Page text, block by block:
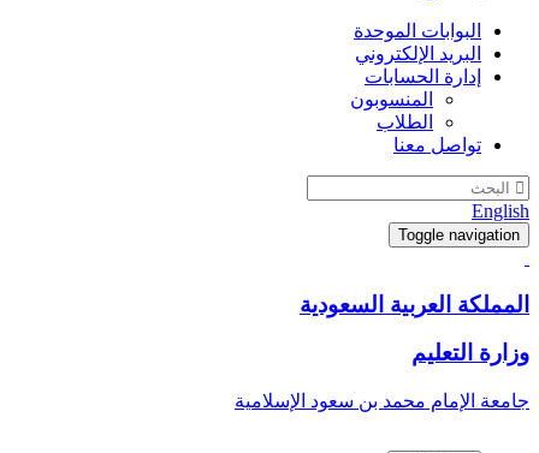
البوابات الموحدة
البريد الإلكتروني
إدارة الحسابات
المنسوبون
الطلاب
تواصل معنا
English
Toggle navigation
المملكة العربية السعودية
وزارة التعليم
جامعة الإمام محمد بن سعود الإسلامية